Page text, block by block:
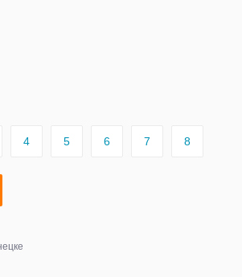
4 5 6 7 8